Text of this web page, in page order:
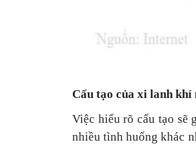
Cấu tạo của xi lanh khí
Việc hiểu rõ cấu tạo sẽ
nhiều tình huống khác